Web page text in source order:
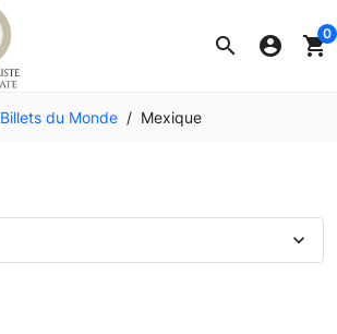
search account_circle shopping_cart0
Billets du Monde Mexique
expand_more